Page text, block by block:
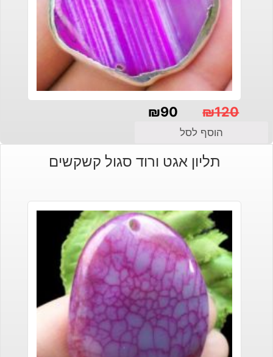
₪120
המקורי
₪90
הנוכחי
הוסף לסל
תליון אגט ורוד סגול קשקשים